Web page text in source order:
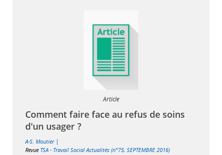
Article
Comment faire face au refus de soins
d'un usager ?
A-S. Moutier |
Revue TSA - Travail Social Actualités (n°75, SEPTEMBRE 2016)